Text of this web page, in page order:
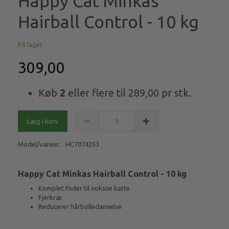
Hairball Control - 10 kg
På lager
309,00
Køb 2 eller flere til 289,00 pr stk.
Læg i kurv
Model/varenr.: HC7074253
Happy Cat Minkas Hairball Control - 10 kg
Komplet foder til voksne katte
Fjerkræ
Reducerer hårbolledannelse